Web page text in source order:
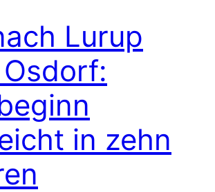
Lurup
in zehn